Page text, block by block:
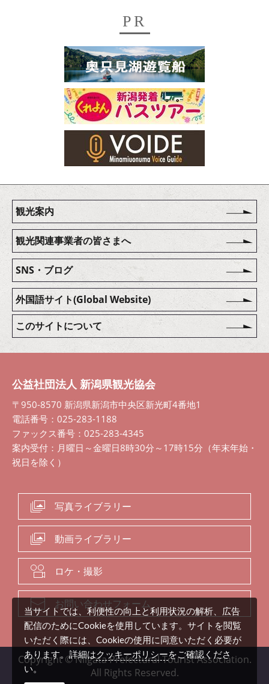
PR
観光案内
観光関連事業者の皆さまへ
SNS・ブログ
外国語サイト(Global Website)
このサイトについて
公益社団法人 新潟県観光協会
〒950-8570 新潟県新潟市中央区新光町4番地1
電話番号：025-283-1188
ファックス番号：025-283-4345
案内受付：月曜日～金曜日8時30分～17時15分（年末年始・
祝日を除く）
写真ライブラリー
動画ライブラリー
ロケ・撮影
お問い合わせフォーム
Copyright © Niigata Prefectural Tourist Association.
All Rights Reserved.
当サイトでは、利便性の向上と利用状況の解析、広告
配信のためにCookieを使用しています。サイトを閲覧
いただく際には、Cookieの使用に同意いただく必要が
あります。詳細はクッキーポリシーをご確認くださ
い。